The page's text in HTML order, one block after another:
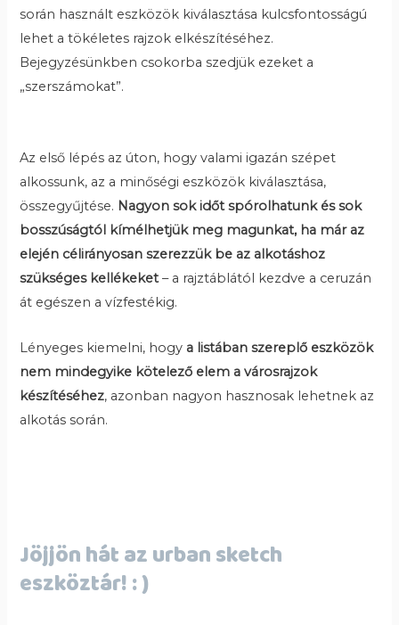
során használt eszközök kiválasztása kulcsfontosságú
lehet a tökéletes rajzok elkészítéséhez.
Bejegyzésünkben csokorba szedjük ezeket a
„szerszámokat”.
Az első lépés az úton, hogy valami igazán szépet
alkossunk, az a minőségi eszközök kiválasztása,
összegyűjtése. Nagyon sok időt spórolhatunk és sok
bosszúságtól kímélhetjük meg magunkat, ha már az
elején célirányosan szerezzük be az alkotáshoz
szükséges kellékeket– a rajztáblától kezdve a ceruzán
át egészen a vízfestékig.
Lényeges kiemelni, hogy a listában szereplő eszközök
nem mindegyike kötelező elem a városrajzok
készítéséhez, azonban nagyon hasznosak lehetnek az
alkotás során.
Jöjjön hát az urban sketch
eszköztár! : )